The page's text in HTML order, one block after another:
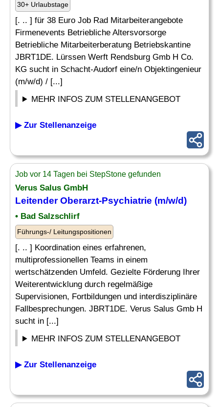
30+ Urlaubstage
[. .. ] für 38 Euro Job Rad Mitarbeiterangebote
Firmenevents Betriebliche Altersvorsorge
Betriebliche Mitarbeiterberatung Betriebskantine
JBRT1DE. Lürssen Werft Rendsburg Gmb H Co.
KG sucht in Schacht-Audorf eine/n Objektingenieur
(m/w/d) / [...]
MEHR INFOS ZUM STELLENANGEBOT
▶ Zur Stellenanzeige
Job vor 14 Tagen bei StepStone gefunden
Verus Salus GmbH
LeitenderOberarzt-Psychiatrie (m/w/d)
• Bad Salzschlirf
Führungs-/ Leitungspositionen
[. .. ] Koordination eines erfahrenen,
multiprofessionellen Teams in einem
wertschätzenden Umfeld. Gezielte Förderung Ihrer
Weiterentwicklung durch regelmäßige
Supervisionen, Fortbildungen und interdisziplinäre
Fallbesprechungen. JBRT1DE. Verus Salus Gmb H
sucht in [...]
MEHR INFOS ZUM STELLENANGEBOT
▶ Zur Stellenanzeige